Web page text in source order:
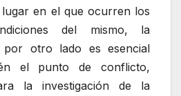
en el que ocurren los
del mismo, la
por otro lado es esencial
el punto de conflicto,
la investigación de la